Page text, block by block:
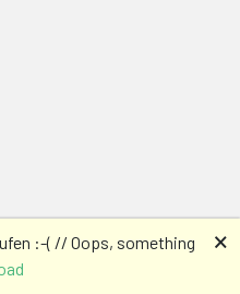
:-( // Oops, something
🗙